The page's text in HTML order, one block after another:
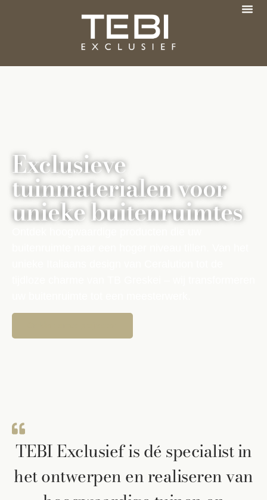
Exclusieve
tuinmaterialen voor
unieke buitenruimtes
TEBI Exclusief is dé specialist in
het ontwerpen en realiseren van